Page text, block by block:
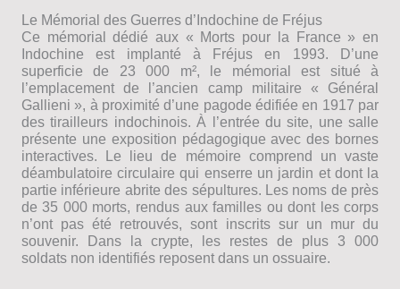
Le Mémorial des Guerres d’Indochine de Fréjus
Ce mémorial dédié aux « Morts pour la France » en
Indochine est implanté à Fréjus en 1993. D’une
superficie de 23 000 m², le mémorial est situé à
l’emplacement de l’ancien camp militaire « Général
Gallieni », à proximité d’une pagode édifiée en 1917 par
des tirailleurs indochinois. À l’entrée du site, une salle
présente une exposition pédagogique avec des bornes
interactives. Le lieu de mémoire comprend un vaste
déambulatoire circulaire qui enserre un jardin et dont la
partie inférieure abrite des sépultures. Les noms de près
de 35 000 morts, rendus aux familles ou dont les corps
n’ont pas été retrouvés, sont inscrits sur un mur du
souvenir. Dans la crypte, les restes de plus 3 000
soldats non identifiés reposent dans un ossuaire.